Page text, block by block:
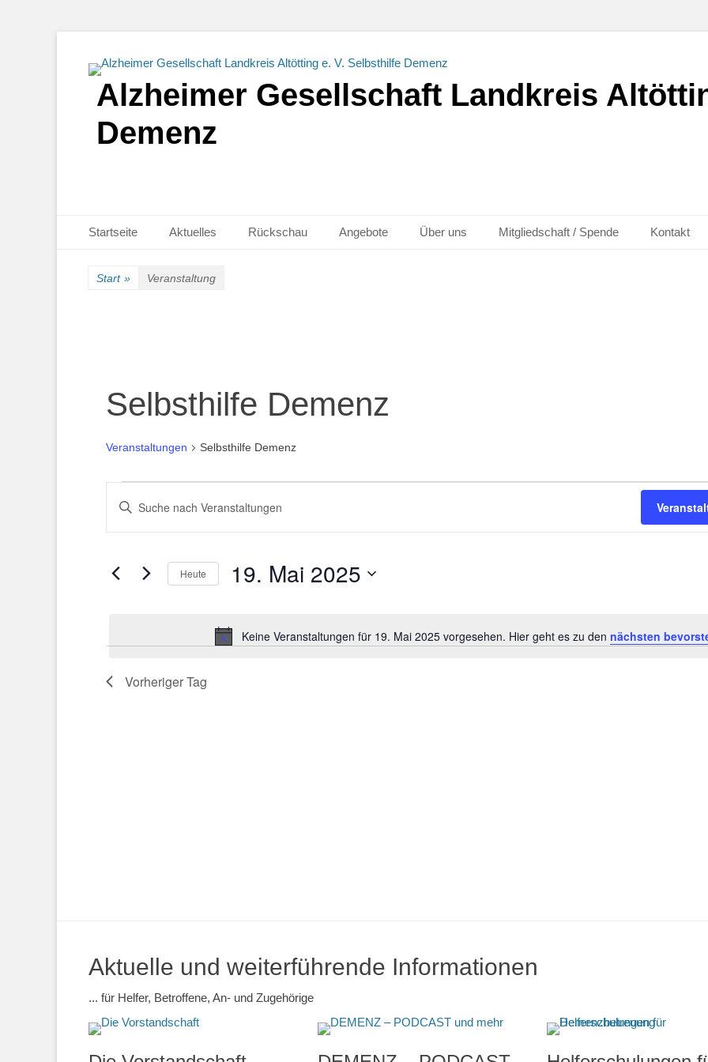
Alzheimer Gesellschaft Landkreis
Demenz
Primäres Menü
Inhalt
Startseite Aktuelles Rückschau Angebote Über uns Mitgliedschaft / Spende Kontakt
Start » Veranstaltung
Selbsthilfe Demenz
Veranstaltungen Selbsthilfe Demenz
für
Mai
Hinweis
Keine Veranstaltungen für 19. Mai 2025 vorgesehen. Hier geht es zu den nächsten
Veranstaltungen
Suche
Ansichten,
Bitte
Schlüsselwort
eingeben.
nach
Veranstaltungen
Heute 19. Mai 2025
Vorheriger Tag
Aktuelle und weiterführende Informationen
... für Helfer, Betroffene, An- und Zugehörige